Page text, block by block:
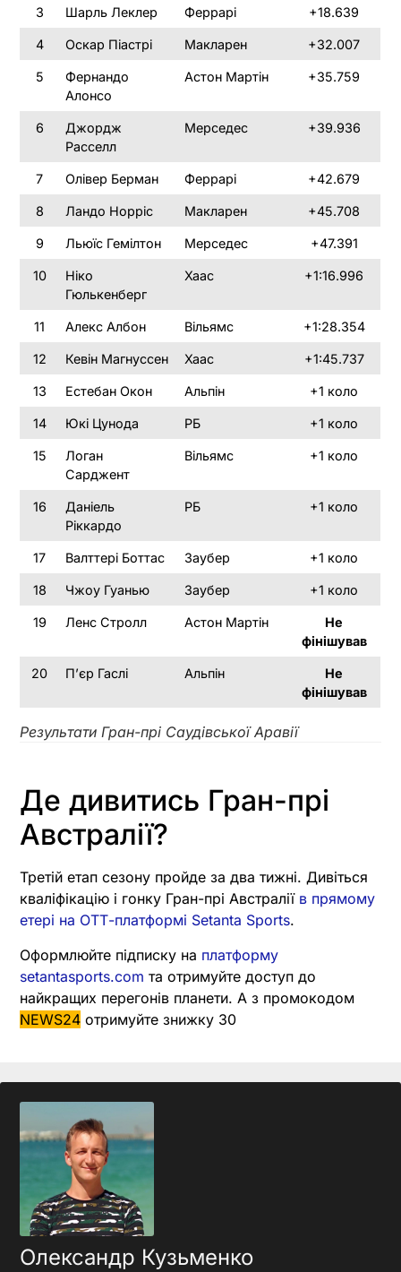
3 Шарль Леклер Феррарі +18.639
4 Оскар Піастрі Макларен +32.007
5
Фернандо
Алонсо
Астон Мартін +35.759
6
Джордж
Расселл
Мерседес +39.936
7 Олівер Берман Феррарі +42.679
8 Ландо Норріс Макларен +45.708
9 Льюїс Гемілтон Мерседес +47.391
10
Ніко
Гюлькенберг
Хаас +1:16.996
11 Алекс Албон Вільямс +1:28.354
12 Кевін Магнуссен Хаас +1:45.737
13 Естебан Окон Альпін +1 коло
14 Юкі Цунода РБ +1 коло
15
Логан
Сарджент
Вільямс +1 коло
16
Даніель
Ріккардо
РБ +1 коло
17 Валттері Боттас Заубер +1 коло
18 Чжоу Гуанью Заубер +1 коло
19 Ленс Стролл Астон Мартін
Не
фінішував
20 П’єр Гаслі Альпін
Не
фінішував
Результати Гран-прі Саудівської Аравії
Де дивитись Гран-прі
Австралії?
Третій етап сезону пройде за два тижні. Дивіться
кваліфікацію і гонку Гран-прі Австралії в прямому
етері на ОТТ-платформі Setanta Sports.
Оформлюйте підписку на платформу
setantasports.com та отримуйте доступ до
найкращих перегонів планети. А з промокодом
NEWS24 отримуйте знижку 30
Олександр Кузьменко